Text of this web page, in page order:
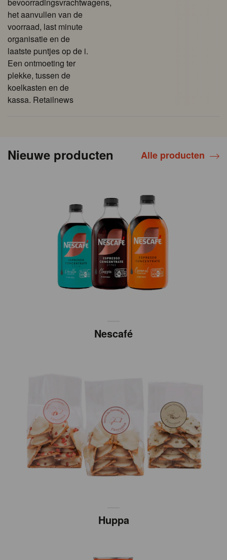
het aanvullen van de
voorraad, last minute
organisatie en de
laatste puntjes op de i.
Een ontmoeting ter
plekke, tussen de
koelkasten en de
kassa. Retailnews
Nieuwe producten Alle producten
Nescafé
Huppa